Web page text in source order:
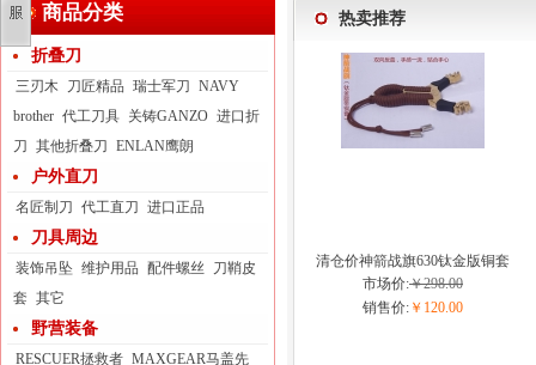
商品分类
折叠刀
三刃木 刀匠精品 瑞士军刀 NAVY
brother 代工刀具 关铸GANZO 进口折
刀 其他折叠刀 ENLAN鹰朗
户外直刀
名匠制刀 代工直刀 进口正品
刀具周边
装饰吊坠 维护用品 配件螺丝
刀鞘皮
套 其它
野营装备
RESCUER拯救者 MAXGEAR马盖先
热卖推荐
清仓价神箭战旗630钛金版铜套
弓眼反曲球卡六股弹弓
市场价:￥298.00
销售价: ￥120.00